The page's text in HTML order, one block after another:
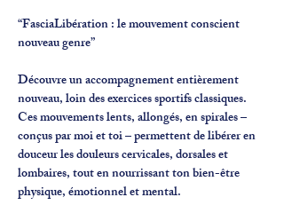
“FasciaLibération : le mouvement conscient
nouveau genre”
Découvre un accompagnement entièrement
nouveau, loin des exercices sportifs classiques.
Ces mouvements lents, allongés, en spirales –
conçus par moi et toi – permettent de libérer en
douceur les douleurs cervicales, dorsales et
lombaires, tout en nourrissant ton bien-être
physique, émotionnel et mental.